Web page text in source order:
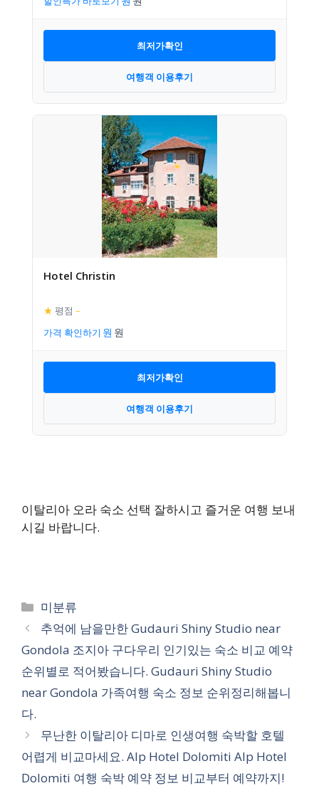
최저가확인
여행객 이용후기
Hotel Christin
★ 평점 –
가격 확인하기
최저가확인
여행객 이용후기
이탈리아 오라 숙소 선택 잘하시고 즐거운 여행 보내
시길 바랍니다.
카
테
고
리
미분류
추억에 남을만한 Gudauri Shiny Studio near
Gondola 조지아 구다우리 인기있는 숙소 비교 예약
순위별로 적어봤습니다. Gudauri Shiny Studio
near Gondola 가족여행 숙소 정보 순위정리해봅니
다.
무난한 이탈리아 디마로 인생여행 숙박할 호텔
어렵게 비교마세요. Alp Hotel Dolomiti Alp Hotel
Dolomiti 여행 숙박 예약 정보 비교부터 예약까지!